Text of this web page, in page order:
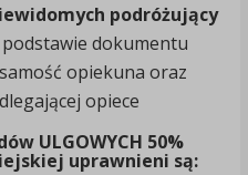
podróżujący
podstawie dokumentu
opiekuna oraz
opiece
ULGOWYCH 50%
uprawnieni są: